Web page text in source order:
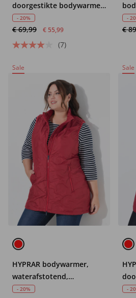
doorgestikte bodywarmer,
waterafstotend, capuchon
- 20%
€ 69,99 € 55,99
(7)
en
rits
-
€
Sale
HYPRAR bodywarmer,
waterafstotend,
opstaande kraag, 2-
- 20%
Sale
-